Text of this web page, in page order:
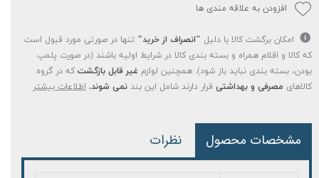
افزودن به علاقه مندی ها
امکان برگشت کالا با دلیل "انصراف از خرید" تنها در صورتی مورد قبول است
که کالا و اقلام همراه و بسته بندی کالا در شرایط اولیه باشند (در صورت پلمپ
بودن، بسته بندی نباید باز شود). همچنین لوازم غیر قابل بازگشت که در گروه
کالاهای مصرفی و بهداشتی قرار دارند شامل این بند نمی شوند. اطلاعات بیشتر
مشخصات محصول نظرات